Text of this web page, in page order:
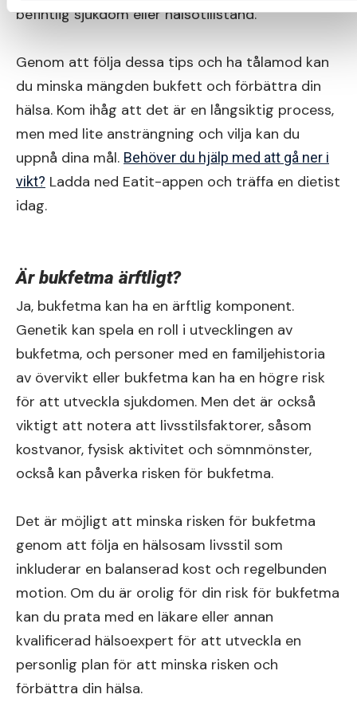
befintlig sjukdom eller hälsotillstånd.
Genom att följa dessa tips och ha tålamod kan
du minska mängden bukfett och förbättra din
hälsa. Kom ihåg att det är en långsiktig process,
men med lite ansträngning och vilja kan du
uppnå dina mål. Behöver du hjälp med att gå ner i
vikt? Ladda ned Eatit-appen och träffa en dietist
idag.
Är bukfetma ärftligt?
Ja, bukfetma kan ha en ärftlig komponent.
Genetik kan spela en roll i utvecklingen av
bukfetma, och personer med en familjehistoria
av övervikt eller bukfetma kan ha en högre risk
för att utveckla sjukdomen. Men det är också
viktigt att notera att livsstilsfaktorer, såsom
kostvanor, fysisk aktivitet och sömnmönster,
också kan påverka risken för bukfetma.
Det är möjligt att minska risken för bukfetma
genom att följa en hälsosam livsstil som
inkluderar en balanserad kost och regelbunden
motion. Om du är orolig för din risk för bukfetma
kan du prata med en läkare eller annan
kvalificerad hälsoexpert för att utveckla en
personlig plan för att minska risken och
förbättra din hälsa.